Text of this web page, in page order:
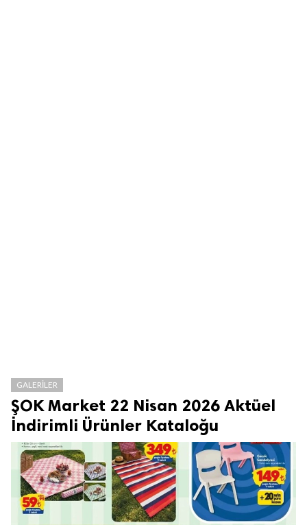
GALERILER
ŞOK Market 22 Nisan 2026 Aktüel
İndirimli Ürünler Kataloğu